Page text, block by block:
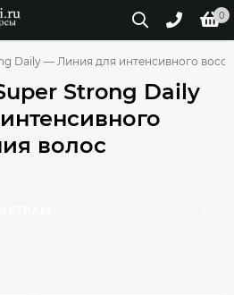
0
Daily — Линия для интенсивного
Strong Daily
волос